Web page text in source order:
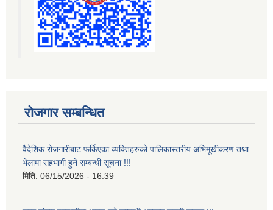
रोजगार सम्बन्धित
वैदेशिक रोजगारीबाट फर्किएका व्यक्तिहरुको पालिकास्तरीय अभिमूखीकरण तथा
भेलामा सहभागी हुने सम्बन्धी सूचना !!!
मिति: 06/15/2026 - 16:39